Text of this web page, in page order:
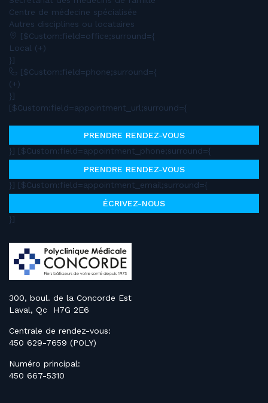
Centre de médecine spécialisée
Autres disciplines ou locataires
[$Custom:field=office;surround={
Local (+)
}]
[$Custom:field=phone;surround={
(+)
}]
[$Custom:field=appointment_url;surround={
PRENDRE RENDEZ-VOUS
}] [$Custom:field=appointment_phone;surround={
PRENDRE RENDEZ-VOUS
}] [$Custom:field=appointment_email;surround={
ÉCRIVEZ-NOUS
}]
300, boul. de la Concorde Est
Laval, Qc H7G 2E6
Centrale de rendez-vous:
450 629-7659 (POLY)
Numéro principal:
450 667-5310